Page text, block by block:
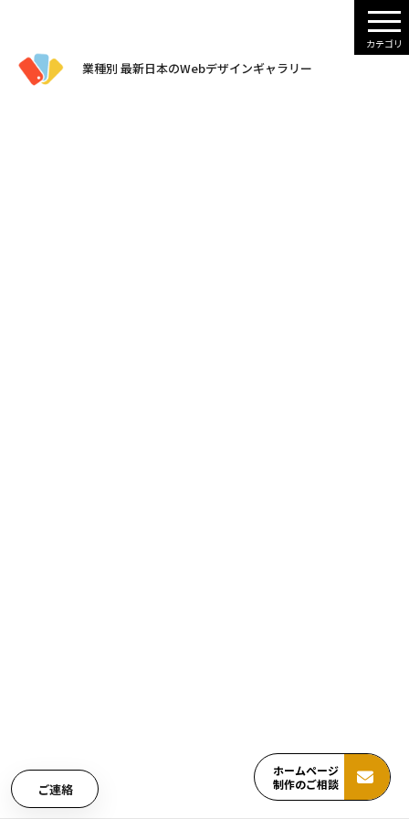
ホームページ
制作のご相談
業種別 最新日本のWebデザインギャラリー
ご連絡